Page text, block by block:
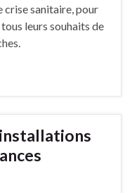
crise sanitaire, pour
leurs souhaits de